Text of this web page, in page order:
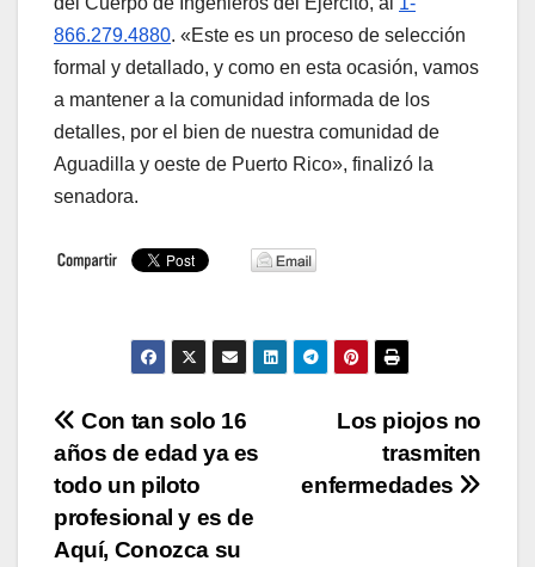
866.279.4880. «Este es un proceso de selección
formal y detallado, y como en esta ocasión, vamos
a mantener a la comunidad informada de los
detalles, por el bien de nuestra comunidad de
Aguadilla y oeste de Puerto Rico», finalizó la
senadora.
Navegación
de
entradas
Los piojos no
trasmiten
enfermedades
Con tan solo 16
años de edad ya es
todo un piloto
profesional y es de
Aquí, Conozca su